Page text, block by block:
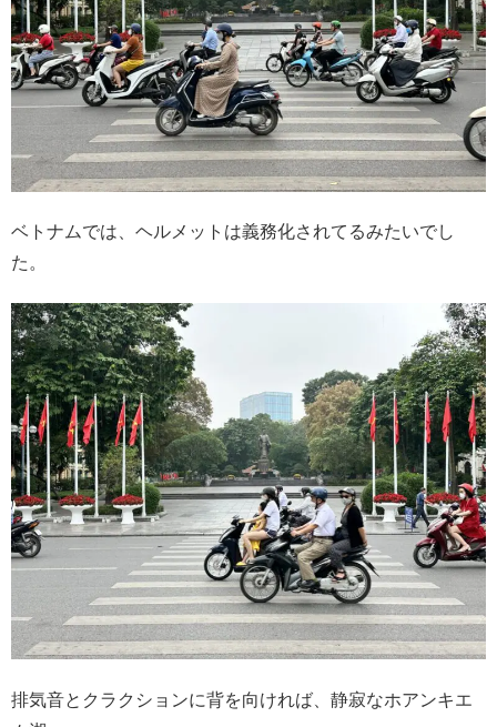
ベトナムでは、ヘルメットは義務化されてるみたいでし
た。
排気音とクラクションに背を向ければ、静寂なホアンキエ